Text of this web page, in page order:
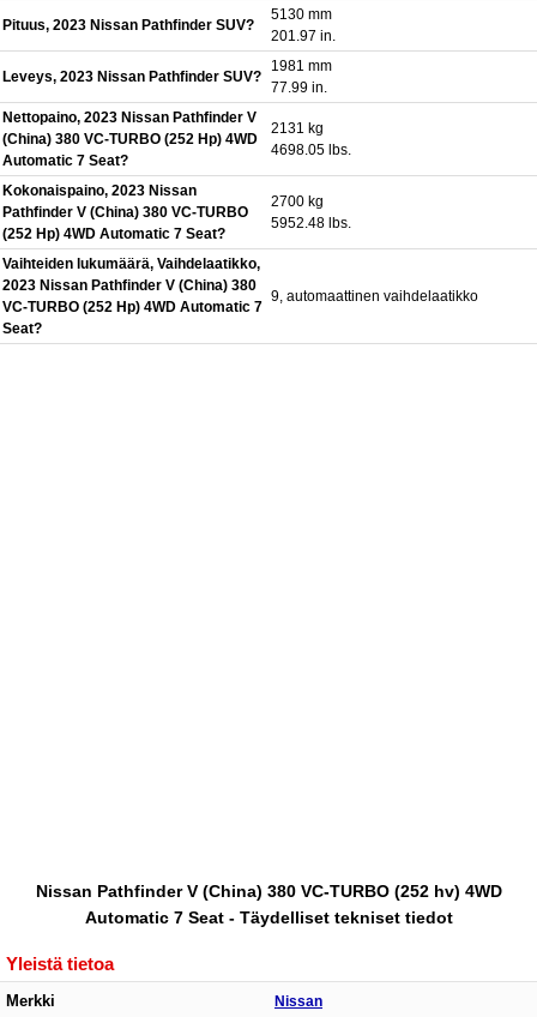
Pituus, 2023 Nissan Pathfinder SUV?
5130 mm
201.97 in.
Leveys, 2023 Nissan Pathfinder SUV?
1981 mm
77.99 in.
Nettopaino, 2023 Nissan Pathfinder V
(China) 380 VC-TURBO (252 Hp) 4WD
Automatic 7 Seat?
2131 kg
4698.05 lbs.
Kokonaispaino, 2023 Nissan
Pathfinder V (China) 380 VC-TURBO
(252 Hp) 4WD Automatic 7 Seat?
2700 kg
5952.48 lbs.
Vaihteiden lukumäärä, Vaihdelaatikko,
2023 Nissan Pathfinder V (China) 380
VC-TURBO (252 Hp) 4WD Automatic 7
Seat?
9, automaattinen vaihdelaatikko
Nissan Pathfinder V (China) 380 VC-TURBO (252 hv) 4WD
Automatic 7 Seat - Täydelliset tekniset tiedot
Yleistä tietoa
Merkki Nissan